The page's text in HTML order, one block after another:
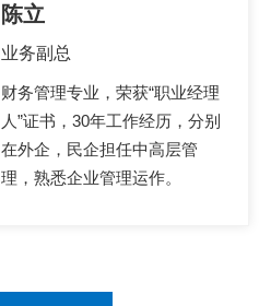
陈立
业务副总
财务管理专业，荣获“职业经理
人”证书，30年工作经历，分别
在外企，民企担任中高层管
理，熟悉企业管理运作。